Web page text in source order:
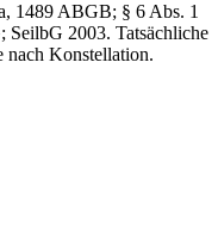
1489 ABGB; § 6 Abs. 1
2003. Tatsächliche
nach Konstellation.